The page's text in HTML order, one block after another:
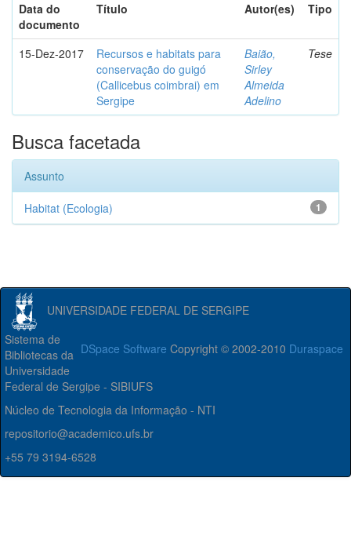
Data do
documento
Título Autor(es) Tipo
15-Dez-2017
Recursos e habitats para
conservação do guigó
(Callicebus coimbrai) em
Sergipe
Baião,
Sirley
Almeida
Adelino
Tese
Busca facetada
Assunto
1
Habitat (Ecologia)
UNIVERSIDADE FEDERAL DE SERGIPE
DSpace Software Copyright © 2002-2010 Duraspace
Sistema de
Bibliotecas da
Universidade
Federal de Sergipe - SIBIUFS
Núcleo de Tecnologia da Informação - NTI
repositorio@academico.ufs.br
+55 79 3194-6528